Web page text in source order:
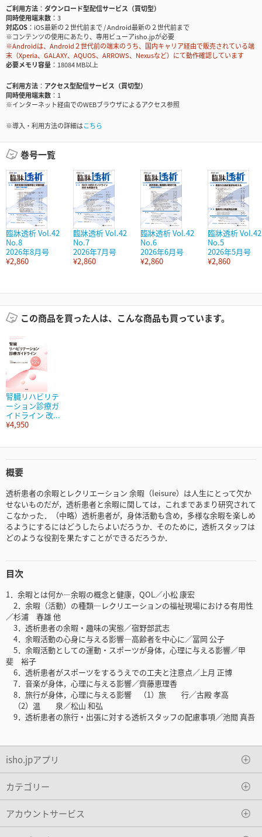
ご利用方法
ダウンロード型配信サービス（買切型）
同時使用端末数
3
対応OS
iOS最新の２世代前まで / Android最新の２世代前まで
※コンテンツの使用にあたり、専用ビューアisho.jpが必要
※Androidは、Android２世代前の端末のうち、国内キャリア経由で販売されている端
末（Xperia、GALAXY、AQUOS、ARROWS、Nexusなど）にて動作確認しています
必要メモリ容量
18084 MB以上
ご利用方法
アクセス型配信サービス（買切型）
同時使用端末数
1
※インターネット経由でのWEBブラウザによるアクセス参照
※導入・利用方法の詳細はこちら
巻号一覧
臨牀透析 Vol.42
No.8
2026年8月号
¥2,860
臨牀透析 Vol.42
No.7
2026年7月号
¥2,860
臨牀透析 Vol.42
No.6
2026年6月号
¥2,860
臨牀透析 Vol.42
No.5
2026年5月号
¥2,860
この商品を買った人は、こんな商品も買っています。
腎臓リハビリテ
ーション診療ガ
イドライン 改...
¥4,950
概要
透析患者の余暇とレクリエーション 余暇（leisure）は人生にとって欠か
せないものだが，透析患者と余暇に関しては，これまであまり研究されて
こなかった．（中略）透析患者が，身体活動も含め，多様な余暇を楽しめ
るようにするにはどうしたらよいだろうか．そのために，透析スタッフは
どのような役割を果たすことができるだろうか．
目次
1．余暇とは何か―余暇の概念と健康，QOL／小松 康宏
2．余暇（活動）の種類―レクリエーションの福祉現場における有用性
／杉浦 春雄 他
3．透析患者の余暇・趣味の実態／宿野部武志
4．余暇活動の心身に与える影響―高齢者を中心に／冨岡 公子
5．余暇活動としての運動・スポーツが身体，心理に与える影響／甲
斐 裕子
6．透析患者がスポーツをするうえでの工夫と注意点／上月 正博
7．音楽が身体，心理に与える影響／齊藤恵理香
8．旅行が身体，心理に与える影響 （1）旅 行／古殿 孝高
（2）温 泉／松山 和弘
9．透析患者の旅行・出張に対する透析スタッフの配慮事項／池間 真吾
isho.jpアプリ
カテゴリー
アカウントサービス